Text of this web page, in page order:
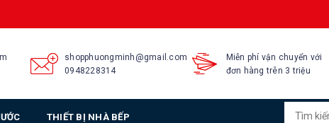
shopphuongminh@gmail.com
0948228314
Miễn phí vận chuyển với
đơn hàng trên 3 triệu
THIẾT BỊ NHÀ BẾP